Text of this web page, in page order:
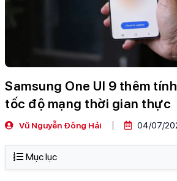
Samsung One UI 9 thêm
tốc độ mạng thời gian thực
Vũ Nguyễn Đông Hải 04/07/
Mục lục